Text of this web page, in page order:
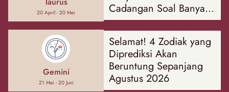
20 April - 20 Mei
Cadangan Soal Banyak
Hal
Gemini
21 Mei - 20 Juni
Selamat! 4 Zodiak yang
Diprediksi Akan
Beruntung Sepanjang
Agustus 2026